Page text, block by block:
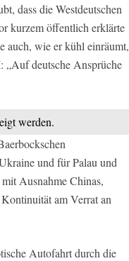
dass die Westdeutschen
kurzem öffentlich erklärte
auch, wie er kühl einräumt,
„Auf deutsche Ansprüche
werden.
und für Palau und
Ausnahme Chinas,
am Verrat an
Autofahrt durch die